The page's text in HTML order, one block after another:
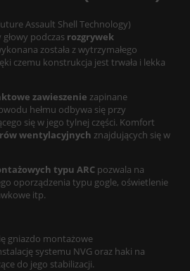
Assault Shell Technology)
podczas rozgrywek
została z wytrzymałego
czemu konstrukcja jest trwała i lekka
zawieszenie zapinane
hełmu odbywa się przy
się w jego tylnej części. Komfort
wentylacyjnych znajdujących się w
typu ARC pozwala na
oporządzenia typu gogle, oświetlenie
itp.
gniazdo montażowe
systemu NVG oraz haki na
do jego stabilizacji.